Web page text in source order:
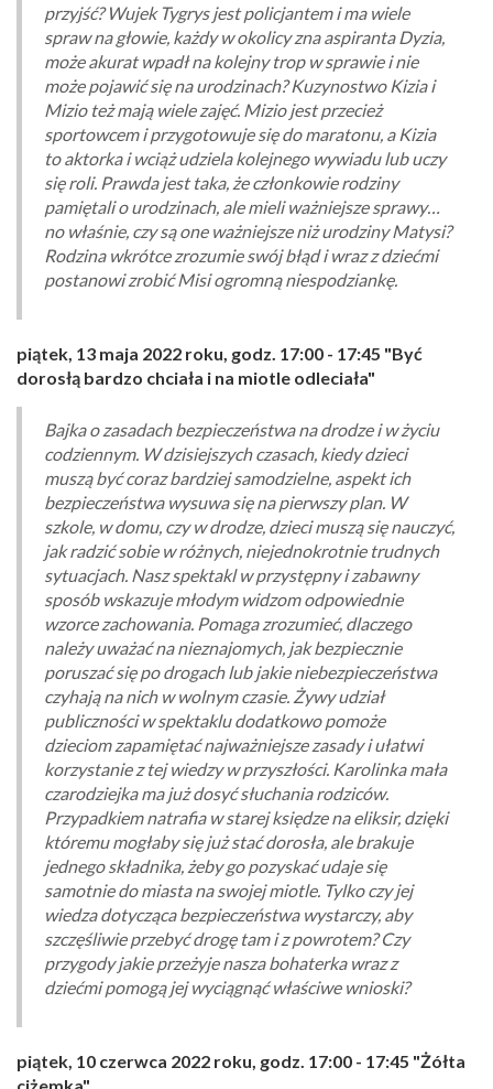
przyjść? Wujek Tygrys jest policjantem i ma wiele
spraw na głowie, każdy w okolicy zna aspiranta Dyzia,
może akurat wpadł na kolejny trop w sprawie i nie
może pojawić się na urodzinach? Kuzynostwo Kizia i
Mizio też mają wiele zajęć. Mizio jest przecież
sportowcem i przygotowuje się do maratonu, a Kizia
to aktorka i wciąż udziela kolejnego wywiadu lub uczy
się roli. Prawda jest taka, że członkowie rodziny
pamiętali o urodzinach, ale mieli ważniejsze sprawy…
no właśnie, czy są one ważniejsze niż urodziny Matysi?
Rodzina wkrótce zrozumie swój błąd i wraz z dziećmi
postanowi zrobić Misi ogromną niespodziankę.
piątek, 13 maja 2022 roku, godz. 17:00 - 17:45 "Być
dorosłą bardzo chciała i na miotle odleciała"
Bajka o zasadach bezpieczeństwa na drodze i w życiu
codziennym. W dzisiejszych czasach, kiedy dzieci
muszą być coraz bardziej samodzielne, aspekt ich
bezpieczeństwa wysuwa się na pierwszy plan. W
szkole, w domu, czy w drodze, dzieci muszą się nauczyć,
jak radzić sobie w różnych, niejednokrotnie trudnych
sytuacjach. Nasz spektakl w przystępny i zabawny
sposób wskazuje młodym widzom odpowiednie
wzorce zachowania. Pomaga zrozumieć, dlaczego
należy uważać na nieznajomych, jak bezpiecznie
poruszać się po drogach lub jakie niebezpieczeństwa
czyhają na nich w wolnym czasie. Żywy udział
publiczności w spektaklu dodatkowo pomoże
dzieciom zapamiętać najważniejsze zasady i ułatwi
korzystanie z tej wiedzy w przyszłości. Karolinka mała
czarodziejka ma już dosyć słuchania rodziców.
Przypadkiem natrafia w starej księdze na eliksir, dzięki
któremu mogłaby się już stać dorosła, ale brakuje
jednego składnika, żeby go pozyskać udaje się
samotnie do miasta na swojej miotle. Tylko czy jej
wiedza dotycząca bezpieczeństwa wystarczy, aby
szczęśliwie przebyć drogę tam i z powrotem? Czy
przygody jakie przeżyje nasza bohaterka wraz z
dziećmi pomogą jej wyciągnąć właściwe wnioski?
piątek, 10 czerwca 2022 roku, godz. 17:00 - 17:45 "Żółta